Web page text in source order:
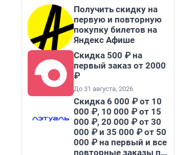
Получить скидку на
первую и повторную
покупку билетов на
Яндекс Афише
Скидка 500 ₽ на
первый заказ от 2000
₽
До 31 августа, 2026
Скидка 6 000 ₽ от 10
000 ₽, 10 000 ₽ от 15
000 ₽, 20 000 ₽ от 30
000 ₽ и 35 000 ₽ от 50
000 ₽ на первый и все
повторные заказы по